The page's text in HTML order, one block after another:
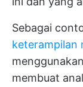
Sebagai
keterampilan
membuat